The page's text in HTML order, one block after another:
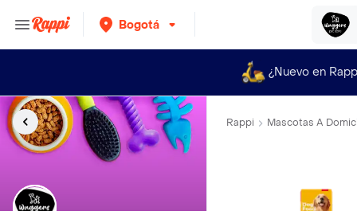
Bogotá
¿Nuevo en
Rappi Mascotas A